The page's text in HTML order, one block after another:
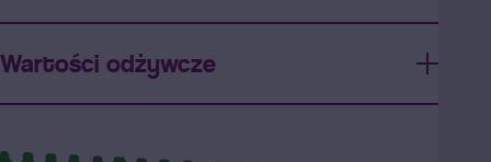
Wartości odżywcze